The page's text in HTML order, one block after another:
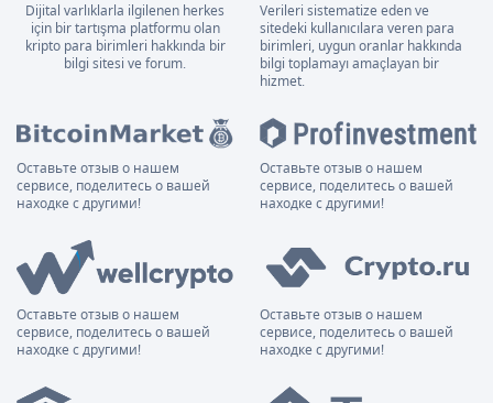
Dijital varlıklarla ilgilenen herkes
için bir tartışma platformu olan
kripto para birimleri hakkında bir
bilgi sitesi ve forum.
Verileri sistematize eden ve
sitedeki kullanıcılara veren para
birimleri, uygun oranlar hakkında
bilgi toplamayı amaçlayan bir
hizmet.
Оставьте отзыв о нашем
сервисе, поделитесь о вашей
находке с другими!
Оставьте отзыв о нашем
сервисе, поделитесь о вашей
находке с другими!
Оставьте отзыв о нашем
сервисе, поделитесь о вашей
находке с другими!
Оставьте отзыв о нашем
сервисе, поделитесь о вашей
находке с другими!